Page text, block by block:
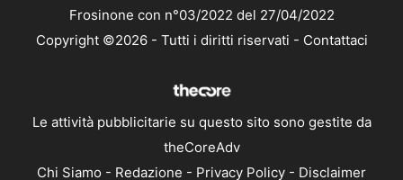
Frosinone con n°03/2022 del 27/04/2022
Copyright ©2026 - Tutti i diritti riservati - Contattaci
Le attività pubblicitarie su questo sito sono gestite da
theCoreAdv
Chi Siamo - Redazione - Privacy Policy - Disclaimer